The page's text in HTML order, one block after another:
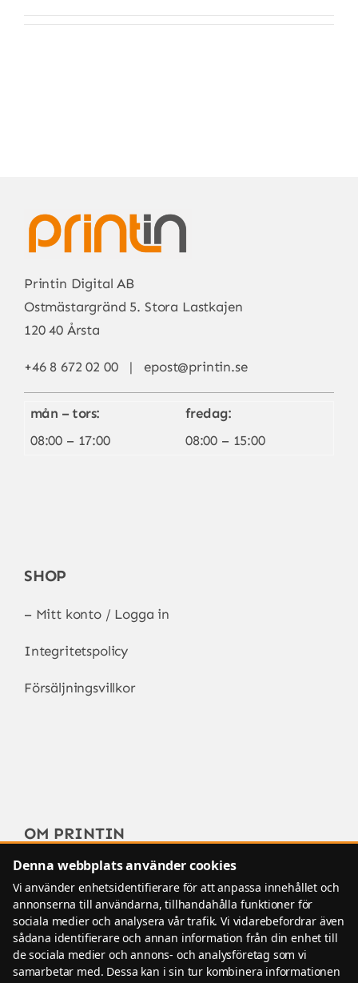
Printin Digital AB
Ostmästargränd 5. Stora Lastkajen
120 40 Årsta
+46 8 672 02 00 | epost@printin.se
mån – tors:
fredag:
08:00 – 17:00
08:00 – 15:00
SHOP
– Mitt konto / Logga in
Integritetspolicy
Försäljningsvillkor
OM PRINTIN
FAQ – Vanliga frågor
© Copyright 2024 - 2026 • Printin Digital AB •
All Rights Reserved
Denna webbplats använder cookies
Vi använder enhetsidentifierare för att anpassa innehållet och
annonserna till användarna, tillhandahålla funktioner för
sociala medier och analysera vår trafik. Vi vidarebefordrar även
sådana identifierare och annan information från din enhet till
de sociala medier och annons- och analysföretag som vi
samarbetar med. Dessa kan i sin tur kombinera informationen